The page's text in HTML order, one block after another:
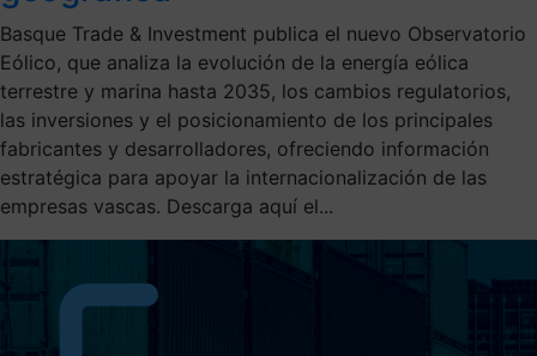
Basque Trade & Investment publica el nuevo Observatorio
Eólico, que analiza la evolución de la energía eólica
terrestre y marina hasta 2035, los cambios regulatorios,
las inversiones y el posicionamiento de los principales
fabricantes y desarrolladores, ofreciendo información
estratégica para apoyar la internacionalización de las
empresas vascas. Descarga aquí el...